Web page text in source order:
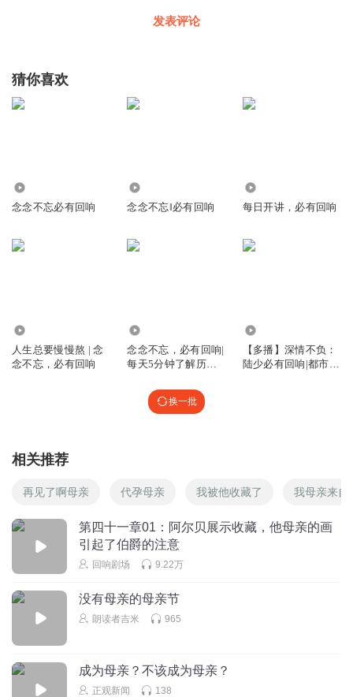
发表评论
猜你喜欢
念念不忘必有回响 念念不忘‖必有回响 每日开讲，必有回响
人生总要慢慢熬 | 念
念不忘，必有回响
念念不忘，必有回响|
每天5分钟了解历史
【多播】深情不负：
陆少必有回响|都市言
换一批
相关推荐
再见了啊母亲 代孕母亲 我被他收藏了 我母亲来自
第四十一章01：阿尔贝展示收藏，他母亲的画
引起了伯爵的注意
回响剧场 9.22万
没有母亲的母亲节
朗读者吉米 965
成为母亲？不该成为母亲？
正观新闻 138